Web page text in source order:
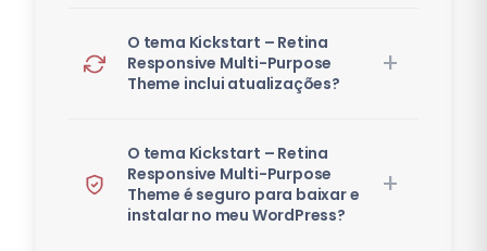
O tema Kickstart – Retina
Responsive Multi-Purpose
Theme inclui atualizações?
O tema Kickstart – Retina
Responsive Multi-Purpose
Theme é seguro para baixar e
instalar no meu WordPress?